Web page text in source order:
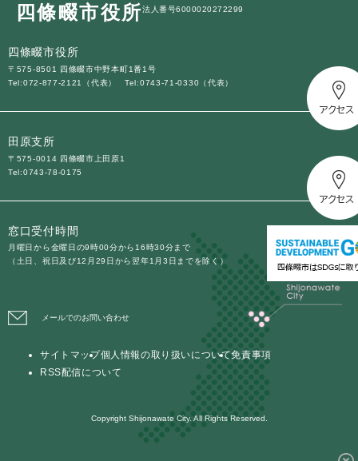
四條畷市役所法人番号6000020272299
四條畷市役所
〒575-8501 四條畷市中野本町1番1号
Tel:072-877-2121（代表）
Tel:0743-71-0330（代表）
田原支所
〒575-0014 四條畷市上田原1
Tel:0743-78-0175
窓口受付時間
月曜日から金曜日の9時00分から16時30分まで
（土日、祝日及び12月29日から翌年1月3日までを除く）
メールでのお問い合わせ
サイトマップ個人情報の取り扱いについて免責事項
RSS配信について
Copyright Shijonawate City. All Rights Reserved.